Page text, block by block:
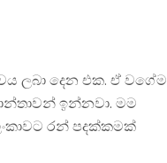
ලබා දෙන එක. ඒ වගේම
ඉන්නවා. මම
රන් පදක්කමක්